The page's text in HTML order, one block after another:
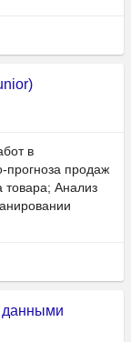
в
продаж
товара; Анализ
данными